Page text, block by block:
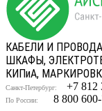
КАБЕЛИ И
ШКАФЫ,
КИПиА,
Санкт-Петербург: +7 812
По России: 8 800